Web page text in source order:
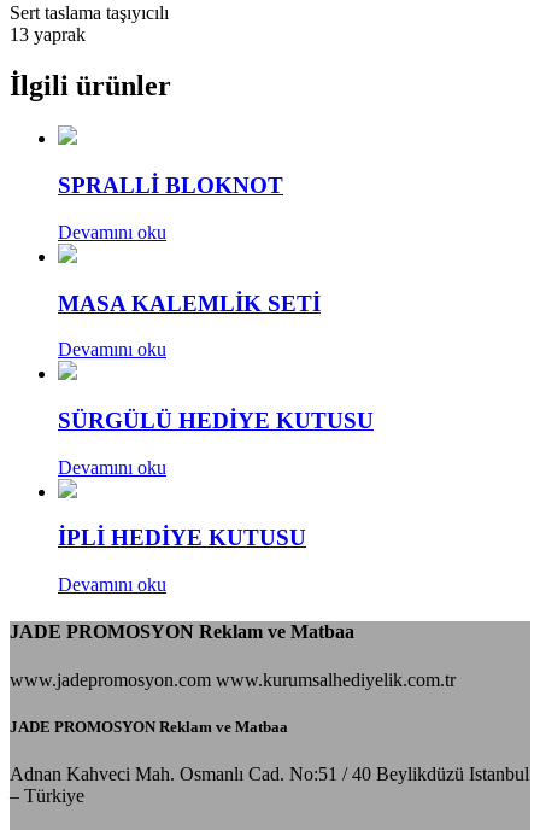
Sert taslama taşıyıcılı
13 yaprak
İlgili ürünler
SPRALLİ BLOKNOT
Devamını oku
MASA KALEMLİK SETİ
Devamını oku
SÜRGÜLÜ HEDİYE KUTUSU
Devamını oku
İPLİ HEDİYE KUTUSU
Devamını oku
JADE PROMOSYON Reklam ve Matbaa
www.jadepromosyon.com www.kurumsalhediyelik.com.tr
JADE PROMOSYON Reklam ve Matbaa
Adnan Kahveci Mah. Osmanlı Cad. No:51 / 40 Beylikdüzü Istanbul
– Türkiye